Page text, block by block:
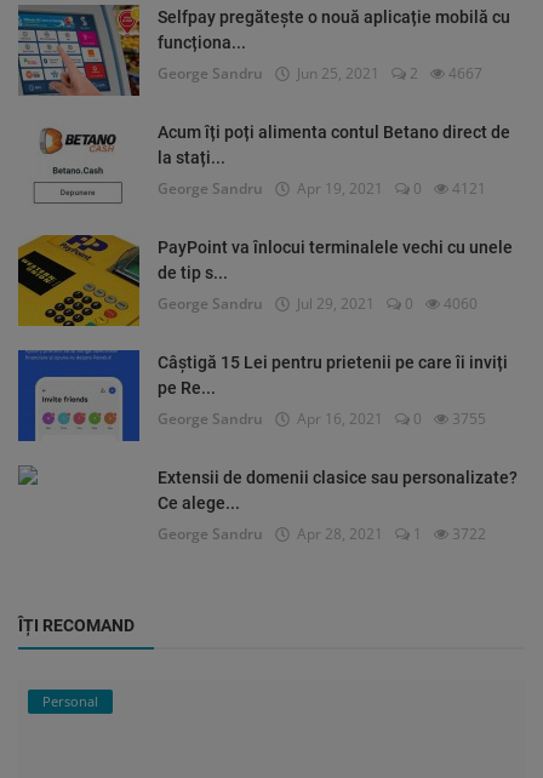
Selfpay pregătește o nouă aplicație mobilă cu
funcționa...
George Sandru Jun 25, 2021 2 4667
Acum îți poți alimenta contul Betano direct de
la stați...
George Sandru Apr 19, 2021 0 4121
PayPoint va înlocui terminalele vechi cu unele
de tip s...
George Sandru Jul 29, 2021 0 4060
Câștigă 15 Lei pentru prietenii pe care îi inviți
pe Re...
George Sandru Apr 16, 2021 0 3755
Extensii de domenii clasice sau personalizate?
Ce alege...
George Sandru Apr 28, 2021 1 3722
ÎȚI RECOMAND
Personal